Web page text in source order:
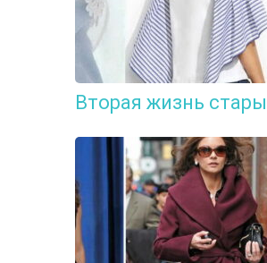
Вторая жизнь